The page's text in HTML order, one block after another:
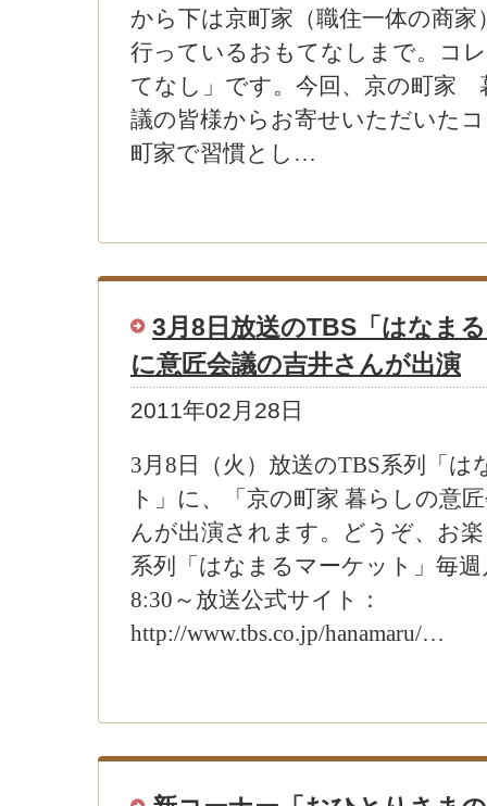
から下は京町家（職住一体の商家
行っているおもてなしまで。コ
てなし」です。今回、京の町家
議の皆様からお寄せいただいた
町家で習慣とし…
3月8日放送のTBS「はなま
に意匠会議の吉井さんが出演
2011年02月28日
3月8日（火）放送のTBS系列「は
ト」に、「京の町家 暮らしの意
んが出演されます。どうぞ、お
系列「はなまるマーケット」毎
8:30～放送公式サイト：
http://www.tbs.co.jp/hanamaru/…